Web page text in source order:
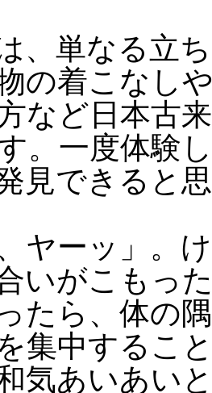
、単なる立
の着こなし
など日本古
。一度体験
見できると
ヤーッ」。
いがこもっ
たら、体の
集中するこ
気あいあい